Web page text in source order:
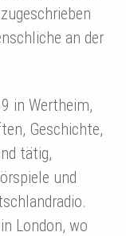
an der
in Wertheim,
Geschichte,
tätig,
und
London, wo